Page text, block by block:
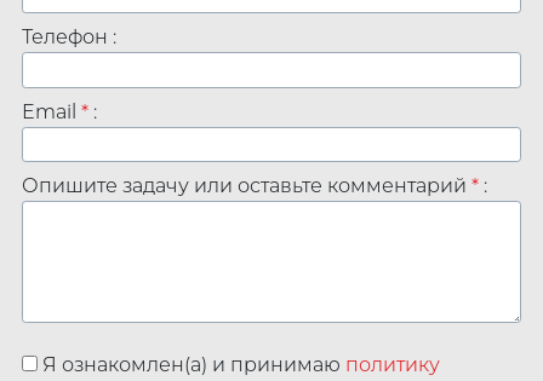
Телефон :
Email *:
Опишите задачу или оставьте комментарий *:
Я ознакомлен(а) и принимаю политику